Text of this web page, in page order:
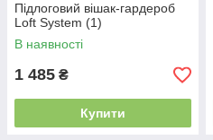
Підлоговий вішак-гардероб
Loft System (1)
В наявності
1 485 ₴
Купити